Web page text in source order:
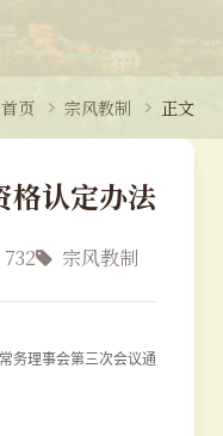
首页 宗风教制 正文
格认定办法
宗风教制
务理事会第三次会议通